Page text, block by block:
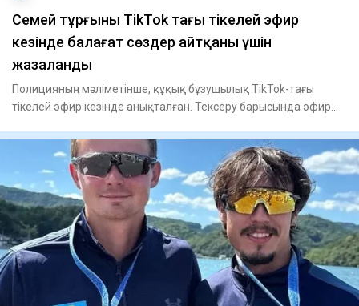
Семей тұрғыны TikTok тағы тікелей эфир
кезінде балағат сөздер айтқаны үшін
жазаланды
Полицияның мәліметінше, құқық бұзушылық TikTok-тағы
тікелей эфир кезінде анықталған. Тексеру барысында эфир